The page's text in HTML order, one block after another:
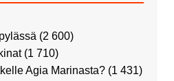
(2 600)
(1 710)
Agia Marinasta? (1 431)